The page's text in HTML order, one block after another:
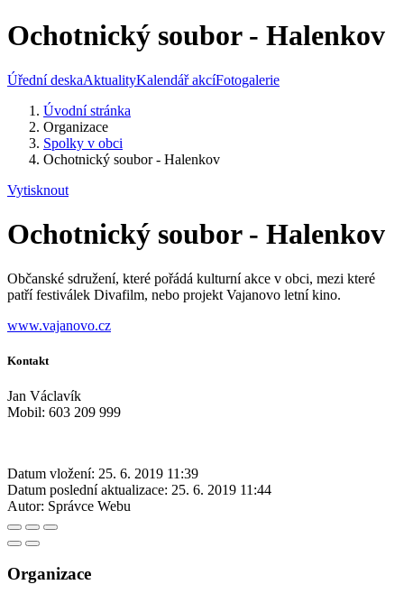
Ochotnický soubor - Halenkov
Úřední deskaAktualityKalendář akcíFotogalerie
Úvodní stránka
Organizace
Spolky v obci
Ochotnický soubor - Halenkov
Vytisknout
Ochotnický soubor - Halenkov
Občanské sdružení, které pořádá kulturní akce v obci, mezi které
patří festiválek Divafilm, nebo projekt Vajanovo letní kino.
www.vajanovo.cz
Kontakt
Jan Václavík
Mobil: 603 209 999
Datum vložení: 25. 6. 2019 11:39
Datum poslední aktualizace: 25. 6. 2019 11:44
Autor: Správce Webu
Organizace